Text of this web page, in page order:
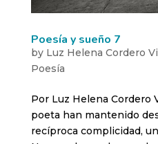
Poesía y sueño 7
by Luz Helena Cordero
Poesía
Por Luz Helena Cordero
poeta han mantenido
recíproca complicidad,